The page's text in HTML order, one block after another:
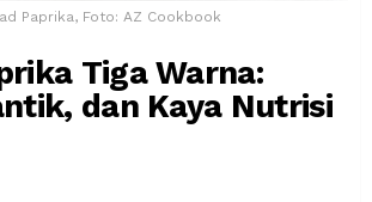
Paprika, Foto: AZ Cookbook
Tiga Warna:
dan Kaya Nutrisi